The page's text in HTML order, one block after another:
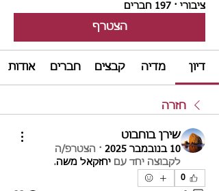
ציבורי · 197 חברים
הצטרף
דיון מדיה קבצים חברים אודות
חזרה
שירן בוחבוט
10 בנובמבר 2025 · הצטרפ/ה
לקבוצה יחד עם יחזקאל משה.
0